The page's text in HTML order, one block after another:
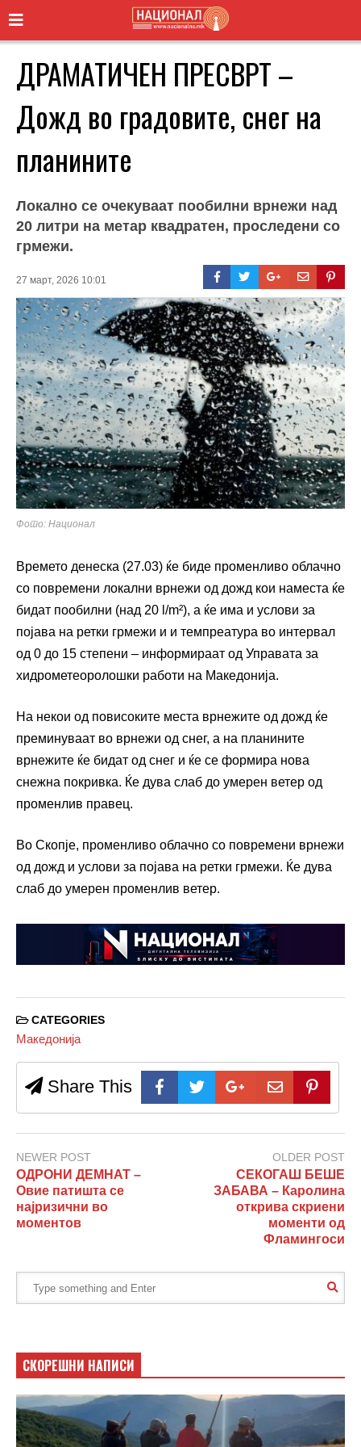
ДРАМАТИЧЕН ПРЕСВРТ –
Дожд во градовите, снег на
планините
Локално се очекуваат пообилни врнежи над
20 литри на метар квадратен, проследени со
грмежи.
27 март, 2026 10:01
Фото: Национал
Времето денеска (27.03) ќе биде променливо облачно
со повремени локални врнежи од дожд кои наместа ќе
бидат пообилни (над 20 l/m²), а ќе има и услови за
појава на ретки грмежи и и темпреатура во интервал
од 0 до 15 степени – информираат од Управата за
хидрометеоролошки работи на Македонија.
На некои од повисоките места врнежите од дожд ќе
преминуваат во врнежи од снег, а на планините
врнежите ќе бидат од снег и ќе се формира нова
снежна покривка. Ќе дува слаб до умерен ветер од
променлив правец.
Во Скопје, променливо облачно со повремени врнежи
од дожд и услови за појава на ретки грмежи. Ќе дува
слаб до умерен променлив ветер.
CATEGORIES
Македонија
Share This
NEWER POST
ОДРОНИ ДЕМНАТ –
Овие патишта се
најризични во
моментов
OLDER POST
СЕКОГАШ БЕШЕ
ЗАБАВА – Каролина
открива скриени
моменти од
Фламингоси
СКОРЕШНИ НАПИСИ